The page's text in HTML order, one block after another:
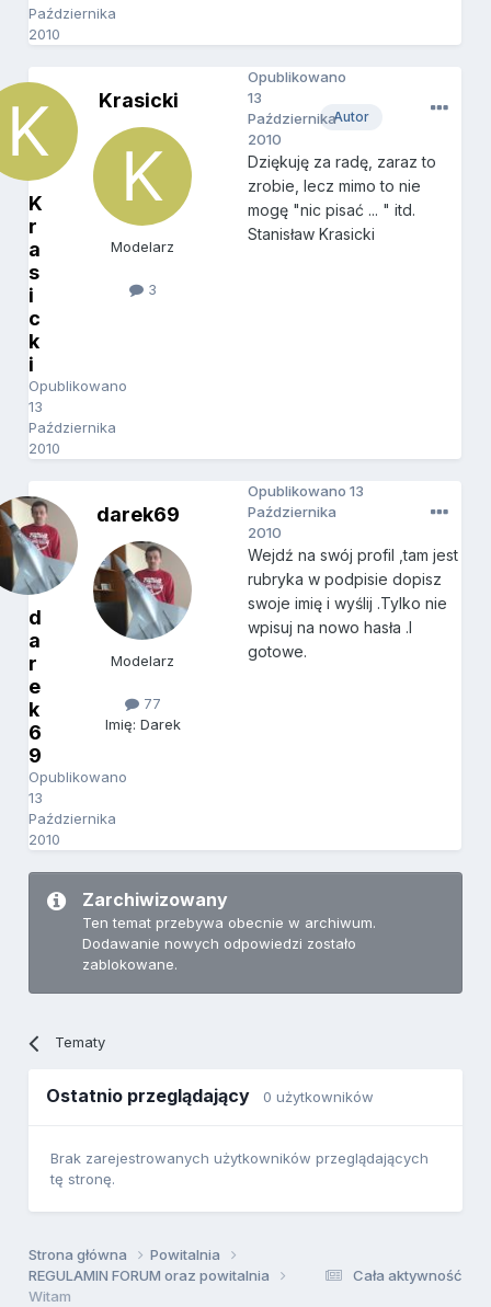
Października
2010
K
r
a
s
i
c
k
i
Opublikowano
13
Października
2010
Krasicki
Modelarz
3
Autor
Opublikowano
13
Października
2010
Dziękuję za radę, zaraz to
zrobie, lecz mimo to nie
mogę "nic pisać ... " itd.
Stanisław Krasicki
d
a
r
e
k
6
9
Opublikowano
13
Października
2010
darek69
Modelarz
77
Imię: Darek
Opublikowano13
Października
2010
Wejdź na swój profil ,tam jest
rubryka w podpisie dopisz
swoje imię i wyślij .Tylko nie
wpisuj na nowo hasła .I
gotowe.
Zarchiwizowany
Ten temat przebywa obecnie w archiwum.
Dodawanie nowych odpowiedzi zostało
zablokowane.
Tematy
Ostatnio przeglądający 0 użytkowników
Brak zarejestrowanych użytkowników przeglądających
tę stronę.
Cała aktywność
Strona główna
Powitalnia
REGULAMIN FORUM oraz powitalnia
Witam